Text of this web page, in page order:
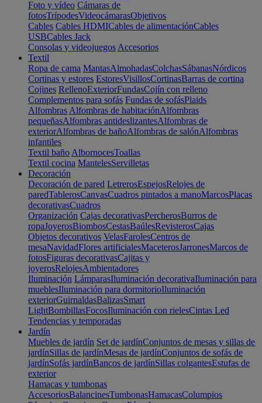
Foto y vídeo Cámaras de
fotosTrípodesVideocámarasObjetivos
Cables Cables HDMICables de alimentaciónCables
USBCables Jack
Consolas y videojuegos Accesorios
Textil
Ropa de cama MantasAlmohadasColchasSábanasNórdicos
Cortinas y estores EstoresVisillosCortinasBarras de cortina
Cojines RellenoExteriorFundasCojín con relleno
Complementos para sofás Fundas de sofásPlaids
Alfombras Alfombras de habitaciónAlfombras
pequeñasAlfombras antideslizantesAlfombras de
exteriorAlfombras de bañoAlfombras de salónAlfombras
infantiles
Textil baño AlbornocesToallas
Textil cocina MantelesServilletas
Decoración
Decoración de pared LetrerosEspejosRelojes de
paredTablerosCanvasCuadros pintados a manoMarcosPlacas
decorativasCuadros
Organización Cajas decorativasPercherosBurros de
ropaJoyerosBiombosCestasBaúlesRevisterosCajas
Objetos decorativos VelasFarolesCentros de
mesaNavidadFlores artificialesMaceterosJarronesMarcos de
fotosFiguras decorativasCajitas y
joyerosRelojesAmbientadores
Iluminación LámparasIluminación decorativaIluminación para
mueblesIluminación para dormitorioIluminación
exteriorGuirnaldasBalizasSmart
LightBombillasFocosIluminación con rielesCintas Led
Tendencias y temporadas
Jardín
Muebles de jardín Set de jardínConjuntos de mesas y sillas de
jardínSillas de jardínMesas de jardínConjuntos de sofás de
jardínSofás jardínBancos de jardínSillas colgantesEstufas de
exterior
Hamacas y tumbonas
AccesoriosBalancinesTumbonasHamacasColumpios